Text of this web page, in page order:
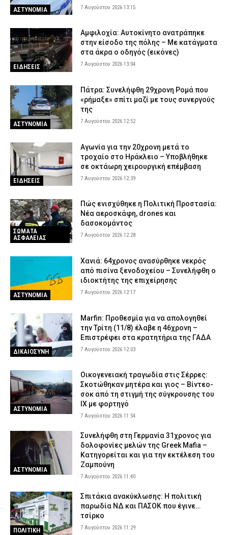
ΑΣΤΥΝΟΜΙΑ 7 Αυγούστου 2026 13:15
ΕΙΔΗΣΕΙΣ
Αμφιλοχία: Αυτοκίνητο ανατράπηκε
στην είσοδο της πόλης – Με κατάγματα
στα άκρα ο οδηγός (εικόνες)
7 Αυγούστου 2026 13:04
ΑΣΤΥΝΟΜΙΑ
Πάτρα: Συνελήφθη 29χρονη Ρομά που
«ρήμαξε» σπίτι μαζί με τους συνεργούς
της
7 Αυγούστου 2026 12:52
ΕΙΔΗΣΕΙΣ
Αγωνία για την 20χρονη μετά το
τροχαίο στο Ηράκλειο – Υποβλήθηκε
σε οκτάωρη χειρουργική επέμβαση
7 Αυγούστου 2026 12:39
ΣΩΜΑΤΑ
ΑΣΦΑΛΕΙΑΣ
Πώς ενισχύθηκε η Πολιτική Προστασία:
Νέα αεροσκάφη, drones και
δασοκομάντος
7 Αυγούστου 2026 12:28
ΑΣΤΥΝΟΜΙΑ
Χανιά: 64χρονος ανασύρθηκε νεκρός
από πισίνα ξενοδοχείου – Συνελήφθη ο
ιδιοκτήτης της επιχείρησης
7 Αυγούστου 2026 12:17
ΔΙΚΑΙΟΣΥΝΗ
Marfin: Προθεσμία για να απολογηθεί
την Τρίτη (11/8) έλαβε η 46χρονη –
Επιστρέφει στα κρατητήρια της ΓΑΔΑ
7 Αυγούστου 2026 12:03
ΑΣΤΥΝΟΜΙΑ
Οικογενειακή τραγωδία στις Σέρρες:
Σκοτώθηκαν μητέρα και γιος – Βίντεο-
σοκ από τη στιγμή της σύγκρουσης του
ΙΧ με φορτηγό
7 Αυγούστου 2026 11:54
ΑΣΤΥΝΟΜΙΑ
Συνελήφθη στη Γερμανία 31χρονος για
δολοφονίες μελών της Greek Mafia –
Κατηγορείται και για την εκτέλεση του
Ζαμπούνη
7 Αυγούστου 2026 11:40
ΠΟΛΙΤΙΚΗ
Σπιτάκια ανακύκλωσης: Η πολιτική
παρωδία ΝΔ και ΠΑΣΟΚ που έγινε…
τσίρκο
7 Αυγούστου 2026 11:29